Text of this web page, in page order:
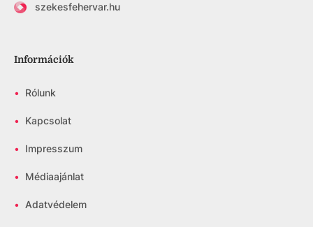
szekesfehervar.hu
Információk
• Rólunk
• Kapcsolat
• Impresszum
• Médiaajánlat
• Adatvédelem